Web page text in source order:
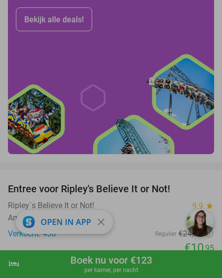
shopping_cart Boek nu
hotel Boek nu voor €123
per kamer, per nacht
Bekijk alle deals!
Entree voor Ripley's Believe It or Not!
Ripley´s Believe It or Not! 9.9 star
Amsterdam
Verkocht: 438
Regulier €24,95
€10,95
OPEN IN APP close